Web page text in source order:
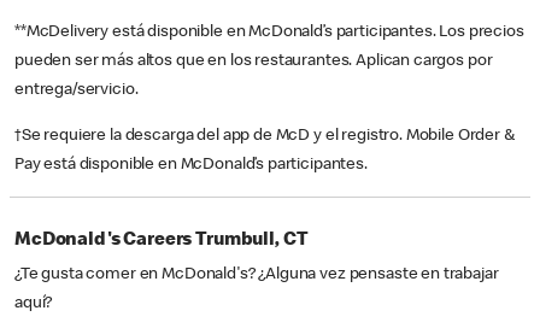
**McDelivery está disponible en McDonald’s participantes. Los precios
pueden ser más altos que en los restaurantes. Aplican cargos por
entrega/servicio.
†Se requiere la descarga del app de McD y el registro. Mobile Order &
Pay está disponible en McDonald’s participantes.
McDonald's Careers Trumbull, CT
¿Te gusta comer en McDonald's? ¿Alguna vez pensaste en trabajar
aquí?